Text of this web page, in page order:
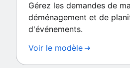
Gérez les demandes de
déménagement et de
d'événements.
Voir le modèle